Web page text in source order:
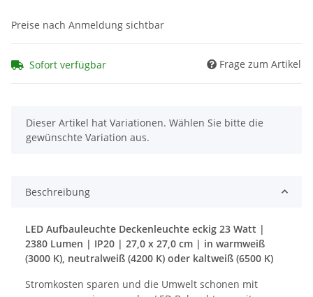
Preise nach Anmeldung sichtbar
Sofort verfügbar Frage zum Artikel
x
Dieser Artikel hat Variationen. Wählen Sie bitte die
gewünschte Variation aus.
Beschreibung
LED Aufbauleuchte Deckenleuchte eckig 23 Watt |
2380 Lumen | IP20 | 27,0 x 27,0 cm | in warmweiß
(3000 K), neutralweiß (4200 K) oder kaltweiß (6500 K)
Stromkosten sparen und die Umwelt schonen mit